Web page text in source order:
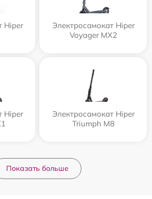
Hiper
Электросамокат Hiper
Voyager MX2
Hiper
Электросамокат Hiper
Triumph M8
Показать больше